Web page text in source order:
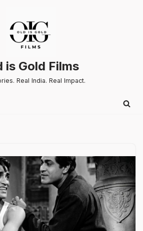
is Gold Films
Real India. Real Impact.